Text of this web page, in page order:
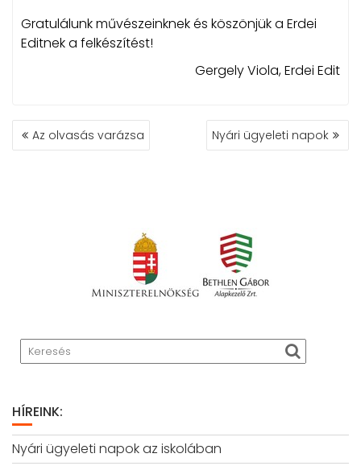
Gratulálunk művészeinknek és köszönjük a Erdei
Editnek a felkészítést!
Gergely Viola, Erdei Edit
BEJEGYZÉS
NAVIGÁCIÓ
Az olvasás varázsa Nyári ügyeleti napok
HÍREINK:
Nyári ügyeleti napok az iskolában